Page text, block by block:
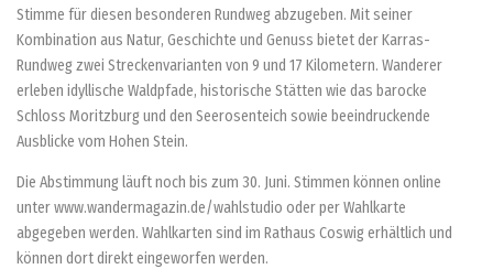
Stimme für diesen besonderen Rundweg abzugeben. Mit seiner
Kombination aus Natur, Geschichte und Genuss bietet der Karras-
Rundweg zwei Streckenvarianten von 9 und 17 Kilometern. Wanderer
erleben idyllische Waldpfade, historische Stätten wie das barocke
Schloss Moritzburg und den Seerosenteich sowie beeindruckende
Ausblicke vom Hohen Stein.
Die Abstimmung läuft noch bis zum 30. Juni. Stimmen können online
unter www.wandermagazin.de/wahlstudio oder per Wahlkarte
abgegeben werden. Wahlkarten sind im Rathaus Coswig erhältlich und
können dort direkt eingeworfen werden.